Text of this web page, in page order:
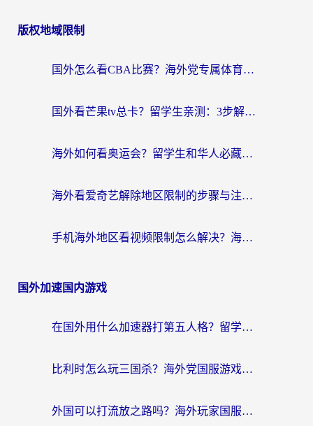
版权地域限制
国外怎么看CBA比赛？海外党专属体育直播指南，告别地区限制看球自由
国外看芒果tv总卡？留学生亲测：3步解决地域限制+流畅追剧攻略
海外如何看奥运会？留学生和华人必藏的体育赛事观看终极指南
海外看爱奇艺解除地区限制的步骤与注意事项详解：留学生必看的无卡顿追剧指南
手机海外地区看视频限制怎么解决？海外党追剧看片的实用指南
国外加速国内游戏
在国外用什么加速器打第五人格？留学生亲测：这6个功能才是关键！
比利时怎么玩三国杀？海外党国服游戏加速器终极指南（附问道CODOL优化方案）
外国可以打流放之路吗？海外玩家国服游戏畅玩终极指南（附实测推荐）